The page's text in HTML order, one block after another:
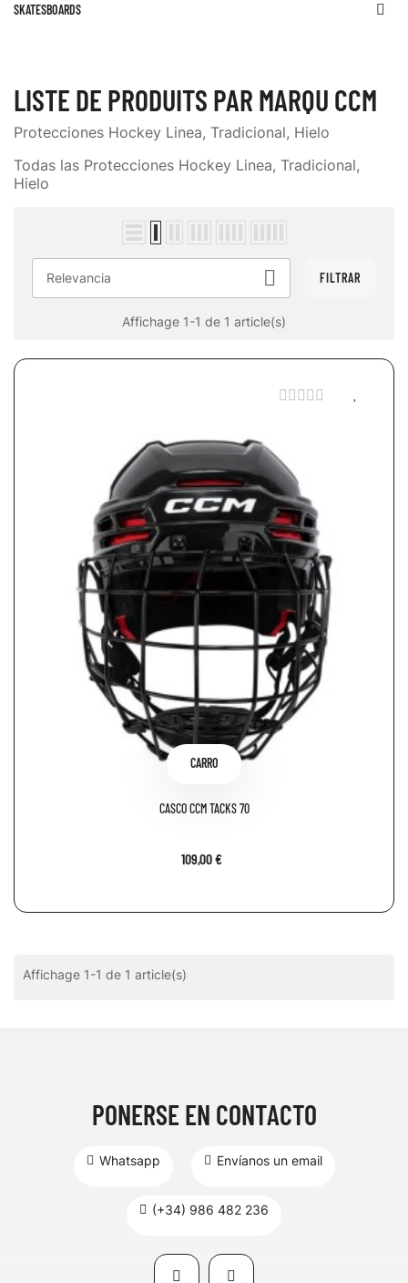
SKATESBOARDS 
LISTE DE PRODUITS PAR MARQU CCM
Protecciones Hockey Linea, Tradicional, Hielo
Todas las Protecciones Hockey Linea, Tradicional,
Hielo
Relevancia  FILTRAR
Affichage 1-1 de 1 article(s)
CARRO
CASCO CCM TACKS 70
109,00 €
Affichage 1-1 de 1 article(s)
PONERSE EN CONTACTO
Whatsapp Envíanos un email
(+34) 986 482 236